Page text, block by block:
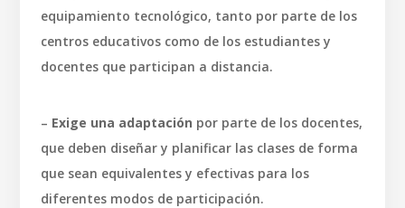
equipamiento tecnológico, tanto por parte de los
centros educativos como de los estudiantes y
docentes que participan a distancia.
– Exige una adaptación por parte de los docentes,
que deben diseñar y planificar las clases de forma
que sean equivalentes y efectivas para los
diferentes modos de participación.